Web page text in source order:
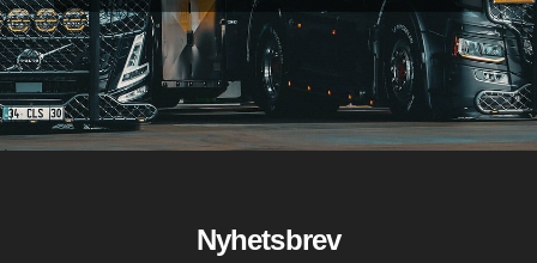
Nyhetsbrev